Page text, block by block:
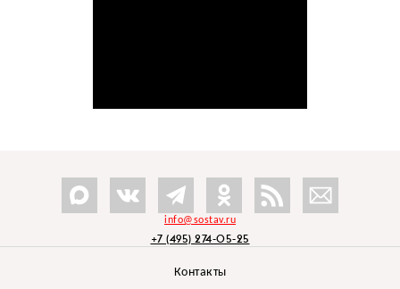
info@sostav.ru
+7 (495) 274-05-25
Контакты